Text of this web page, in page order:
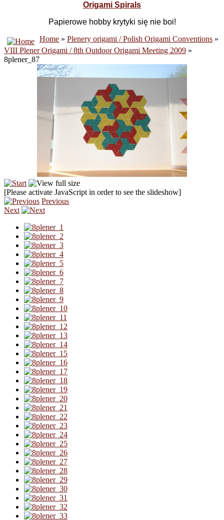
Origami Spirals
Papierowe hobby krytyki się nie boi!
Home » Plenery origami / Polish Origami Conventions »
VIII Plener Origami / 8th Outdoor Origami Meeting 2009 »
8plener_87
[Please activate JavaScript in order to see the slideshow]
Previous
Next